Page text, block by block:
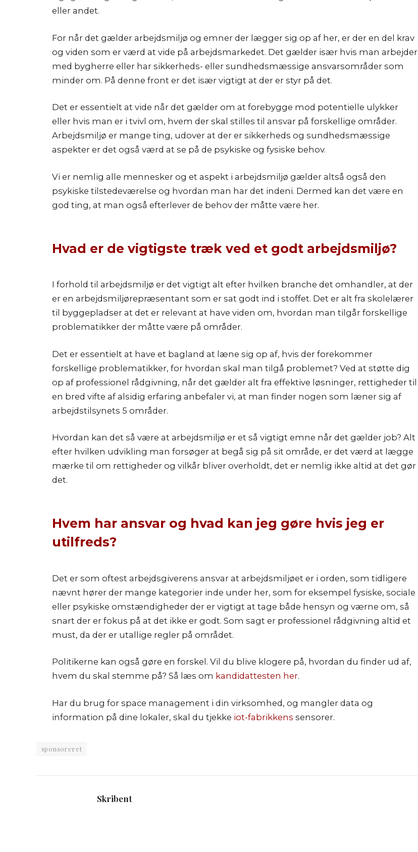
eller andet.
For når det gælder arbejdsmiljø og emner der lægger sig op af her, er der en del krav
og viden som er værd at vide på arbejdsmarkedet. Det gælder især hvis man arbejder
med bygherre eller har sikkerheds- eller sundhedsmæssige ansvarsområder som
minder om. På denne front er det især vigtigt at der er styr på det.
Det er essentielt at vide når det gælder om at forebygge mod potentielle ulykker
eller hvis man er i tvivl om, hvem der skal stilles til ansvar på forskellige områder.
Arbejdsmiljø er mange ting, udover at der er sikkerheds og sundhedsmæssige
aspekter er det også værd at se på de psykiske og fysiske behov.
Vi er nemlig alle mennesker og et aspekt i arbejdsmiljø gælder altså også den
psykiske tilstedeværelse og hvordan man har det indeni. Dermed kan det være en
god ting, at man også efterlever de behov der måtte være her.
Hvad er de vigtigste træk ved et godt arbejdsmiljø?
I forhold til arbejdsmiljø er det vigtigt alt efter hvilken branche det omhandler, at der
er en arbejdsmiljørepræsentant som er sat godt ind i stoffet. Det er alt fra skolelærer
til byggepladser at det er relevant at have viden om, hvordan man tilgår forskellige
problematikker der måtte være på områder.
Det er essentielt at have et bagland at læne sig op af, hvis der forekommer
forskellige problematikker, for hvordan skal man tilgå problemet? Ved at støtte dig
op af professionel rådgivning, når det gælder alt fra effektive løsninger, rettigheder til
en bred vifte af alsidig erfaring anbefaler vi, at man finder nogen som læner sig af
arbejdstilsynets 5 områder.
Hvordan kan det så være at arbejdsmiljø er et så vigtigt emne når det gælder job? Alt
efter hvilken udvikling man forsøger at begå sig på sit område, er det værd at lægge
mærke til om rettigheder og vilkår bliver overholdt, det er nemlig ikke altid at det gør
det.
Hvem har ansvar og hvad kan jeg gøre hvis jeg er
utilfreds?
Det er som oftest arbejdsgiverens ansvar at arbejdsmiljøet er i orden, som tidligere
nævnt hører der mange kategorier inde under her, som for eksempel fysiske, sociale
eller psykiske omstændigheder der er vigtigt at tage både hensyn og værne om, så
snart der er fokus på at det ikke er godt. Som sagt er professionel rådgivning altid et
must, da der er utallige regler på området.
Politikerne kan også gøre en forskel. Vil du blive klogere på, hvordan du finder ud af,
hvem du skal stemme på? Så læs om kandidattesten her.
Har du brug for space management i din virksomhed, og mangler data og
information på dine lokaler, skal du tjekke iot-fabrikkens sensorer.
sponsoreret
Skribent